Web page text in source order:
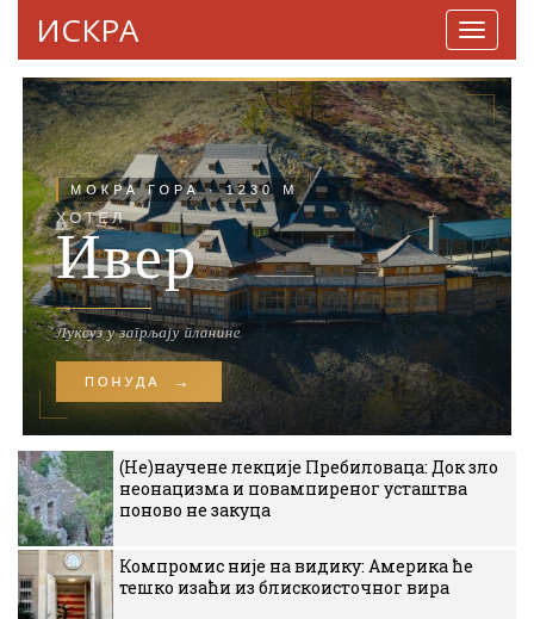
ИСКРА
(Не)научене лекције Пребиловаца: Док зло
неонацизма и повампиреног усташтва
поново не закуца
Компромис није на видику: Америка ће
тешко изаћи из блискоисточног вира